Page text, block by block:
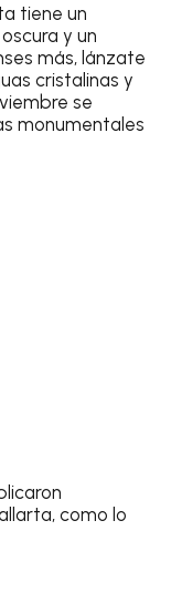
tiene un
y un
más, lánzate
cristalinas y
se
monumentales
como lo